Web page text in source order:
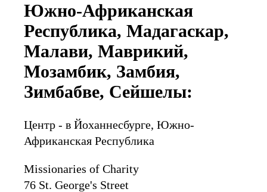
Южно-Африканская
Республика, Мадагаскар,
Малави, Маврикий,
Мозамбик, Замбия,
Зимбабве, Сейшелы:
Центр - в Йоханнесбурге, Южно-
Африканская Республика
Missionaries of Charity
76 St. George's Street